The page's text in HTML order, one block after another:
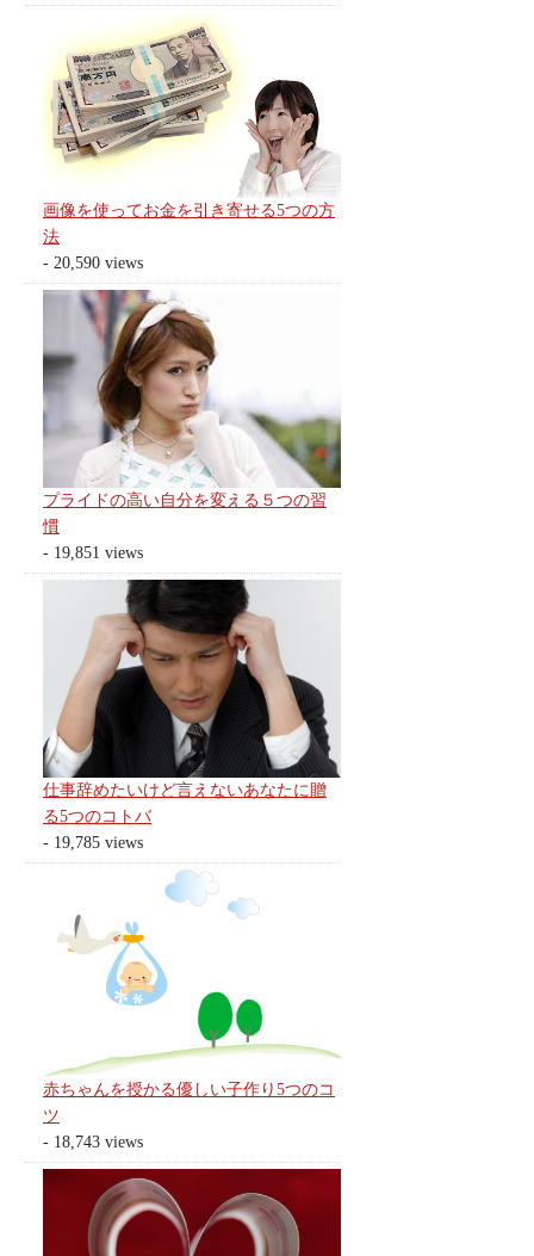
画像を使ってお金を引き寄せる5つの方
法
- 20,590 views
プライドの高い自分を変える５つの習
慣
- 19,851 views
仕事辞めたいけど言えないあなたに贈
る5つのコトバ
- 19,785 views
赤ちゃんを授かる優しい子作り5つのコ
ツ
- 18,743 views